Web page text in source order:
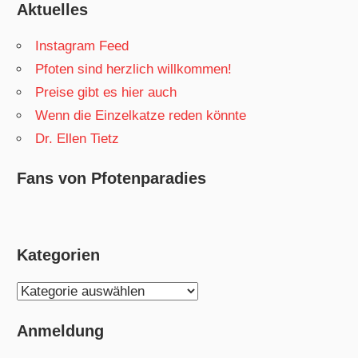
Aktuelles
Instagram Feed
Pfoten sind herzlich willkommen!
Preise gibt es hier auch
Wenn die Einzelkatze reden könnte
Dr. Ellen Tietz
Fans von Pfotenparadies
Kategorien
Kategorien
Anmeldung